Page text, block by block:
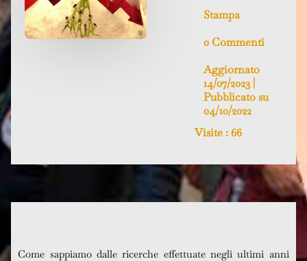
Stampa
0 Commenti
Aggiornato
14/07/2023 |
Pubblicato su
04/10/2022
Visite : 66
Come sappiamo dalle ricerche effettuate negli ultimi anni